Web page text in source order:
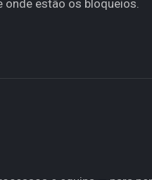
onde estão os bloqueios.